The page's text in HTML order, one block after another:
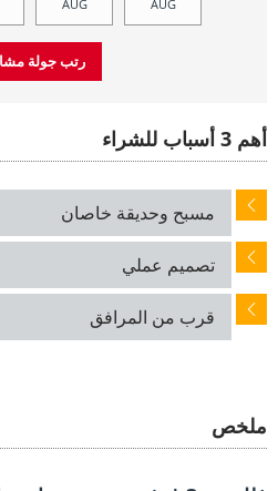
AUG
AUG
أهم 3 أسباب للشراء
مسبح وحديقة خاصان
تصميم عملي
قرب من المرافق
ملخص